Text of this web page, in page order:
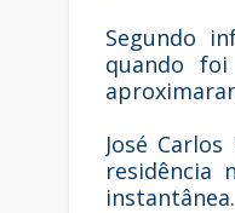
Segundo
quando
José
residência
instantânea.